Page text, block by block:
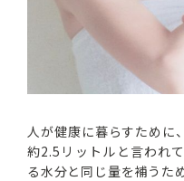
人が健康に暮らすために
約2.5リットルと言われ
る水分と同じ量を補うため